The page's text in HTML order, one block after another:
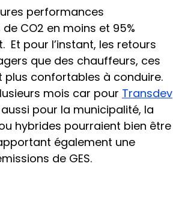
performances
CO2 en moins et 95%
Et pour l’instant, les retours
que des chauffeurs, ces
plus confortables à conduire.
mois car pour Transdev
pour la municipalité, la
hybrides pourraient bien être
également une
de GES.